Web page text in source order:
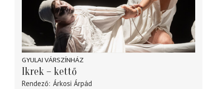
GYULAI VÁRSZÍNHÁZ
Ikrek – kettő
Rendező Árkosi Árpád